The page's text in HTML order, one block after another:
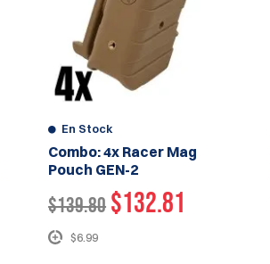
En Stock
Combo: 4x Racer Mag
Pouch GEN-2
$139.80 $132.81
$6.99